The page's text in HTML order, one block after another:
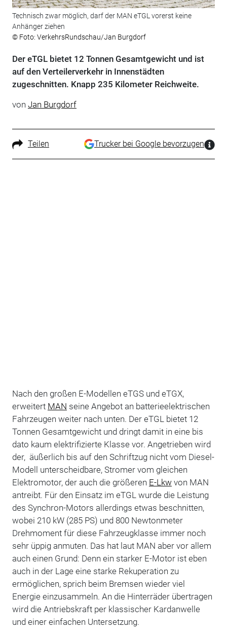
Technisch zwar möglich, darf der MAN eTGL vorerst keine
Anhänger ziehen
© Foto: VerkehrsRundschau/Jan Burgdorf
Der eTGL bietet 12 Tonnen Gesamtgewicht und ist
auf den Verteilerverkehr in Innenstädten
zugeschnitten. Knapp 235 Kilometer Reichweite.
von Jan Burgdorf
Teilen Trucker bei Google bevorzugen
Nach den großen E-Modellen eTGS und eTGX,
erweitert MAN seine Angebot an batterieelektrischen
Fahrzeugen weiter nach unten. Der eTGL bietet 12
Tonnen Gesamtgewicht und dringt damit in eine bis
dato kaum elektrifizierte Klasse vor. Angetrieben wird
der, äußerlich bis auf den Schriftzug nicht vom Diesel-
Modell unterscheidbare, Stromer vom gleichen
Elektromotor, der auch die größeren E-Lkw von MAN
antreibt. Für den Einsatz im eTGL wurde die Leistung
des Synchron-Motors allerdings etwas beschnitten,
wobei 210 kW (285 PS) und 800 Newtonmeter
Drehmoment für diese Fahrzeugklasse immer noch
sehr üppig anmuten. Das hat laut MAN aber vor allem
auch einen Grund: Denn ein starker E-Motor ist eben
auch in der Lage eine starke Rekuperation zu
ermöglichen, sprich beim Bremsen wieder viel
Energie einzusammeln. An die Hinterräder übertragen
wird die Antriebskraft per klassischer Kardanwelle
und einer einfachen Untersetzung.